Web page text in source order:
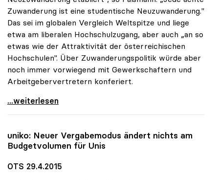
Zuwanderung ist eine studentische Neuzuwanderung."
Das sei im globalen Vergleich Weltspitze und liege
etwa am liberalen Hochschulzugang, aber auch „an so
etwas wie der Attraktivität der österreichischen
Hochschulen". Über Zuwanderungspolitik würde aber
noch immer vorwiegend mit Gewerkschaftern und
Arbeitgebervertretern konferiert.
Unis sind „Magneten der Neuzuwanderung\"
...weiterlesen
uniko: Neuer Vergabemodus ändert nichts am
Budgetvolumen für Unis
OTS 29.4.2015